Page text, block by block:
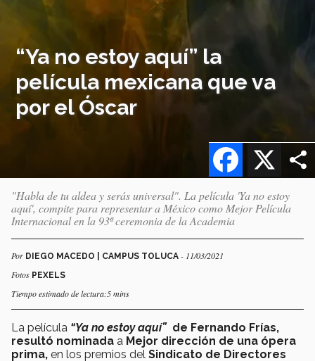
“Ya no estoy aquí” la
película mexicana que va
por el Óscar
X
Facebook
"Habla de tu aldea y serás universal". La película 'Ya no estoy
aquí', compite para representar a México como Mejor Película
Internacional en la 93ª ceremonia de la Academia
Por DIEGO MACEDO | CAMPUS TOLUCA - 11/03/2021
Fotos PEXELS
Tiempo estimado de lectura:5 mins
La película “Ya no estoy aquí”de Fernando Frías,
resultó nominada a Mejor dirección de una ópera
prima, en los premios del Sindicato de Directores